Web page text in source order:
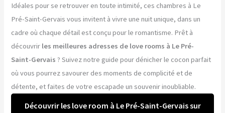
Idéales pour se retrouver en toute intimité, ces chambres à Le
Pré-Saint-Gervais vous invitent à vivre une nuit unique, dans un
cadre où chaque détail est conçu pour le romantisme. Prêt à
découvrir les meilleures adresses de love rooms à Le Pré-
Saint-Gervais ? Suivez notre guide pour dénicher le cocon parfait
où vous pourrez savourer des moments de complicité et de
détente, et faites de votre escapade un souvenir inoubliable.
Découvrir les love room à Le Pré-Saint-Gervais sur